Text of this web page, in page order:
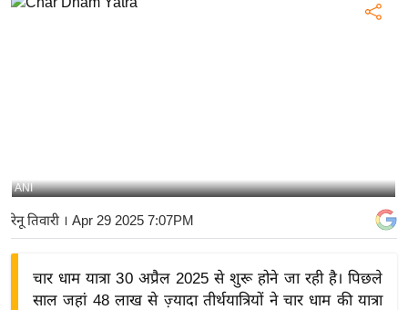
रा
य
बि
ज़
ANI
रेनू तिवारी । Apr 29 2025 7:07PM
चार धाम यात्रा 30 अप्रैल 2025 से शुरू होने जा रही है। पिछले
साल जहां 48 लाख से ज़्यादा तीर्थयात्रियों ने चार धाम की यात्रा